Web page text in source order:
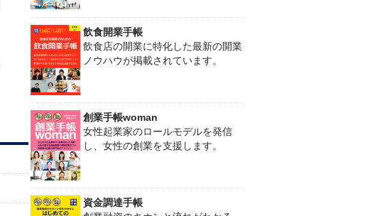
飲食開業手帳
飲食店の開業に特化した最新の開業
ノウハウが掲載されています。
創業手帳woman
女性起業家のロールモデルを発信
し、女性の創業を支援します。
資金調達手帳